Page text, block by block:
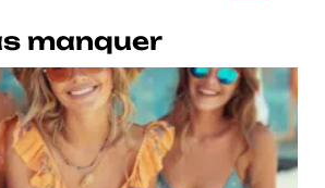
manquer